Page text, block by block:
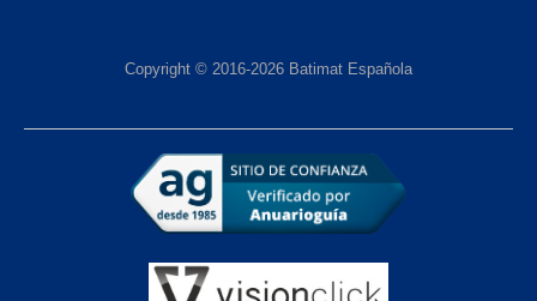
Copyright © 2016-2026 Batimat Española